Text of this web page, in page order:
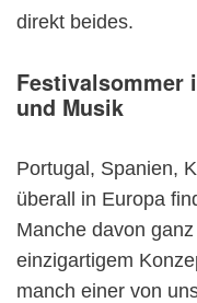
direkt beides.
Festivalsommer
und Musik
Portugal, Spanien,
überall in Europa
Manche davon
einzigartigem
manch einer von